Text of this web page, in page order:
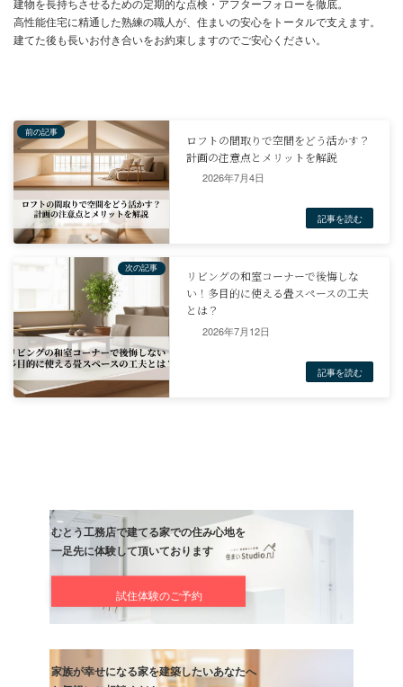
まとめ
限られた土地であっても、工夫次第で平屋は十分に実現可能です。
縦空間の活用や、専門家との綿密な計画によって、狭小地の制約を
え、快適で機能的な住まいを創り出すことができます。
コスト面や家事効率の良さといったメリットがある一方で、広さや
シーの確保、そして十分な収納計画は重要な課題となります。
これらの課題を理解し、専門家のアドバイスを得ながら計画を進め
高性能住宅に精通した熟練の職人が、住まいの安心をトータルで支
建てた後も長いお付き合いをお約束しますのでご安心ください。
前の記事
ロフトの間取りで空間をどう活
計画の注意点とメリットを解説
2026年7月4日
2026年7月12日